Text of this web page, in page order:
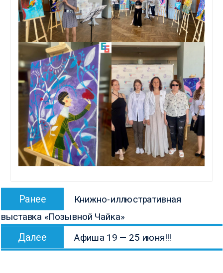
Навигация
записям
Ранее
запись:
Книжно-иллюстративная
выставка «Позывной Чайка»
Далее
запись:
Афиша 19 — 25 июня!!!